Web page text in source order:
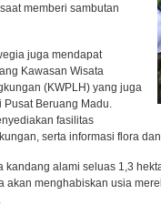
memberi sambutan
juga mendapat
Kawasan Wisata
(KWPLH) yang juga
Beruang Madu.
fasilitas
serta informasi flora
kandang alami seluas 1,3
akan menghabiskan usia